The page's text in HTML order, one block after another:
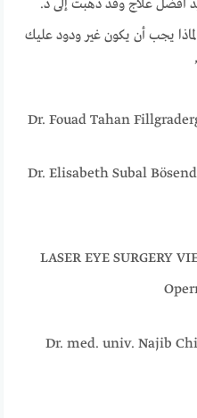
أفضل علاج وقد ذهبت إلى د.
يجب أن يكون غير ودود عليك
Dr. Elisabeth Subal
LASER EYE SURGERY
Dr. med. univ. Najib